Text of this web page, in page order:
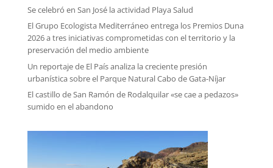
Se celebró en San José la actividad Playa Salud
El Grupo Ecologista Mediterráneo entrega los Premios Duna
2026 a tres iniciativas comprometidas con el territorio y la
preservación del medio ambiente
Un reportaje de El País analiza la creciente presión
urbanística sobre el Parque Natural Cabo de Gata-Níjar
El castillo de San Ramón de Rodalquilar «se cae a pedazos»
sumido en el abandono